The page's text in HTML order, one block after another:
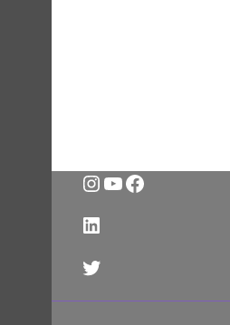
Instagram
YouTube
Facebook
LinkedIn
Twitter